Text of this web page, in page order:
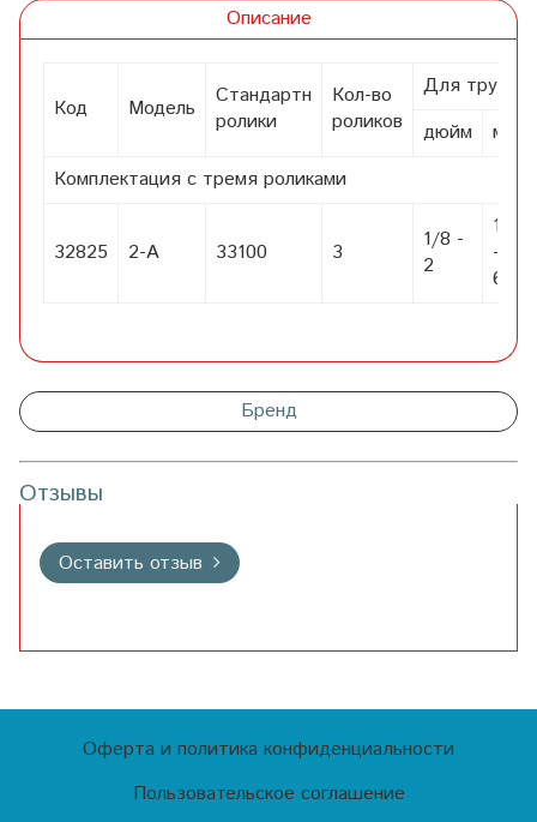
Описание
Код Модель
Стандартн
ролики
Кол-во
роликов
Для труб
дюйм
мм
Комплектация с тремя роликами
32825 2-A 33100 3
1/8 -
2
10
-
60
Бренд
Отзывы
Оставить отзыв
Оферта и политика конфиденциальности
Пользовательское соглашение